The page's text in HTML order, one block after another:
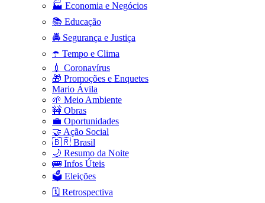
🏭 Economia e Negócios
📚 Educação
🚔 Segurança e Justiça
☂️ Tempo e Clima
💉 Coronavírus
🎁 Promoções e Enquetes
Mario Ávila
🌱 Meio Ambiente
🚧 Obras
💼 Oportunidades
🤝 Ação Social
🇧🇷 Brasil
🌙 Resumo da Noite
🚌 Infos Úteis
🗳️ Eleições
🗓️ Retrospectiva